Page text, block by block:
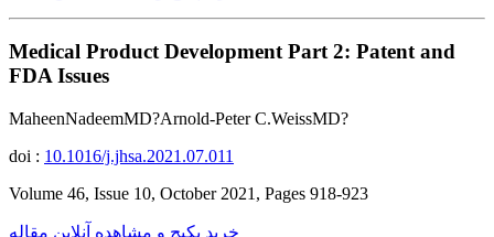
Medical Product Development Part 2: Patent and
FDA Issues
MaheenNadeemMD?Arnold-Peter C.WeissMD?
doi : 10.1016/j.jhsa.2021.07.011
Volume 46, Issue 10, October 2021, Pages 918-923
خرید پکیج و مشاهده آنلاین مقاله